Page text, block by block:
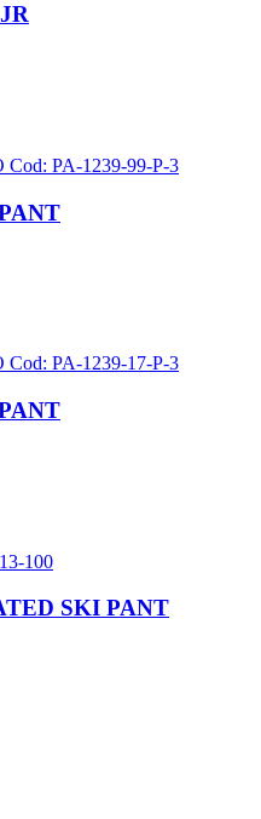
Cod: PA-1239-99-P-3
Cod: PA-1239-17-P-3
100
SKI PANT